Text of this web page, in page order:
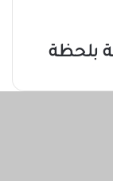
بلحظة